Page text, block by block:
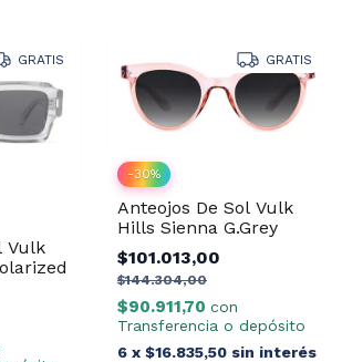
GRATIS
Vulk
GRATIS
-30%
Anteojos De Sol Vulk
Hills Sienna G.Grey
$101.013,00
$144.304,00
$90.911,70 con
Transferencia o depósito
6 x $16.835,50 sin interés